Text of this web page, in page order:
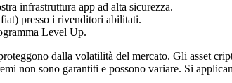
infrastruttura app ad alta sicurezza.
presso i rivenditori abilitati.
Level Up.
dalla volatilità del mercato. Gli asset
non sono garantiti e possono variare. Si